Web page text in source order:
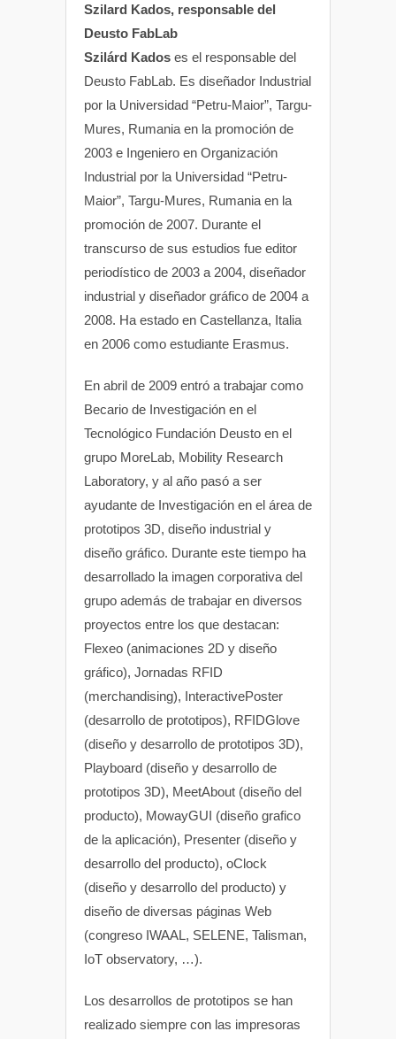
Szilard Kados, responsable del
Deusto FabLab
Szilárd Kados es el responsable del
Deusto FabLab. Es diseñador Industrial
por la Universidad “Petru-Maior”, Targu-
Mures, Rumania en la promoción de
2003 e Ingeniero en Organización
Industrial por la Universidad “Petru-
Maior”, Targu-Mures, Rumania en la
promoción de 2007. Durante el
transcurso de sus estudios fue editor
periodístico de 2003 a 2004, diseñador
industrial y diseñador gráfico de 2004 a
2008. Ha estado en Castellanza, Italia
en 2006 como estudiante Erasmus.
En abril de 2009 entró a trabajar como
Becario de Investigación en el
Tecnológico Fundación Deusto en el
grupo MoreLab, Mobility Research
Laboratory, y al año pasó a ser
ayudante de Investigación en el área de
prototipos 3D, diseño industrial y
diseño gráfico. Durante este tiempo ha
desarrollado la imagen corporativa del
grupo además de trabajar en diversos
proyectos entre los que destacan:
Flexeo (animaciones 2D y diseño
gráfico), Jornadas RFID
(merchandising), InteractivePoster
(desarrollo de prototipos), RFIDGlove
(diseño y desarrollo de prototipos 3D),
Playboard (diseño y desarrollo de
prototipos 3D), MeetAbout (diseño del
producto), MowayGUI (diseño grafico
de la aplicación), Presenter (diseño y
desarrollo del producto), oClock
(diseño y desarrollo del producto) y
diseño de diversas páginas Web
(congreso IWAAL, SELENE, Talisman,
IoT observatory, …).
Los desarrollos de prototipos se han
realizado siempre con las impresoras